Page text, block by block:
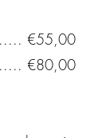
€55,00
€80,00